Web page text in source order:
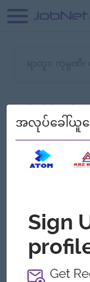
သော အလုပ်မရှိသေးပ
အလုပ်ခေါ်ယူန